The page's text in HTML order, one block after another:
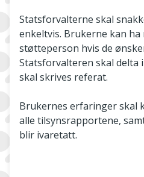
Statsforvalterne skal
enkeltvis. Brukerne kan ha
støtteperson hvis de
Statsforvalteren skal delta
skal skrives referat.
Brukernes erfaringer skal
alle tilsynsrapportene,
blir ivaretatt.